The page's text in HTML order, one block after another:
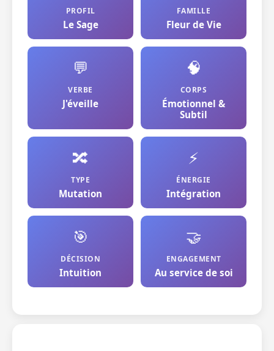
PROFIL
Le Sage
FAMILLE
Fleur de Vie
💬
VERBE
J'éveille
🧠
CORPS
Émotionnel &
Subtil
🔀
TYPE
Mutation
⚡
ÉNERGIE
Intégration
🎯
DÉCISION
Intuition
🤝
ENGAGEMENT
Au service de soi